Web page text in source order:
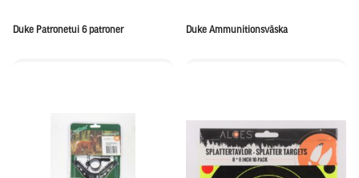
Duke Patronetui 6 patroner Duke Ammunitionsväska